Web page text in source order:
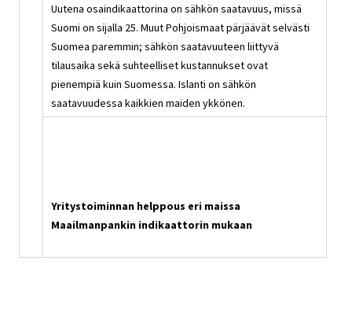
Uutena osaindikaattorina on sähkön saatavuus, missä
Suomi on sijalla 25. Muut Pohjoismaat pärjäävät selvästi
Suomea paremmin; sähkön saatavuuteen liittyvä
tilausaika sekä suhteelliset kustannukset ovat
pienempiä kuin Suomessa. Islanti on sähkön
saatavuudessa kaikkien maiden ykkönen.
Yritystoiminnan helppous eri maissa
Maailmanpankin indikaattorin mukaan